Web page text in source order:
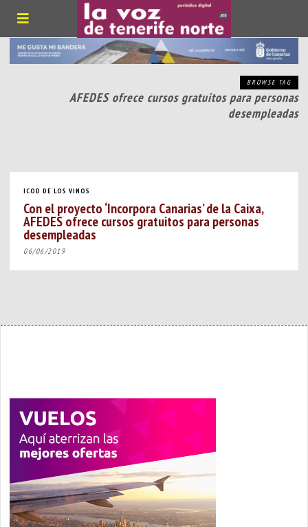
BROWSE TAG
AFEDES ofrece cursos gratuitos para personas
desempleadas
ICOD DE LOS VINOS
Con el proyecto ‘Incorpora Canarias’ de la Caixa,
AFEDES ofrece cursos gratuitos para personas
desempleadas
06/06/2019